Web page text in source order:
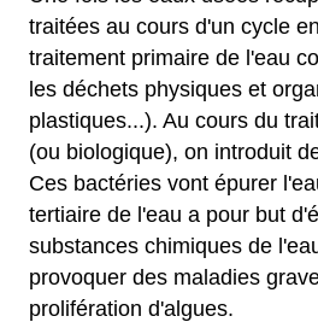
traitées au cours d'un cycle
traitement primaire de l'eau
les déchets physiques et
plastiques...). Au cours du
(ou biologique), on introduit
Ces bactéries vont épurer
tertiaire de l'eau a pour but
substances chimiques de
provoquer des maladies
prolifération d'algues.